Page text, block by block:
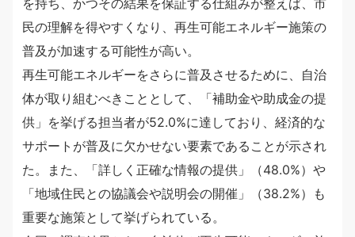
を持ち、かつその結果を保証する仕組みが整えば、市
民の理解を得やすくなり、再生可能エネルギー施策の
普及が加速する可能性が高い。
再生可能エネルギーをさらに普及させるために、自治
体が取り組むべきこととして、「補助金や助成金の提
供」を挙げる担当者が52.0%に達しており、経済的な
サポートが普及に欠かせない要素であることが示され
た。また、「詳しく正確な情報の提供」（48.0%）や
「地域住民との協議会や説明会の開催」（38.2%）も
重要な施策として挙げられている。